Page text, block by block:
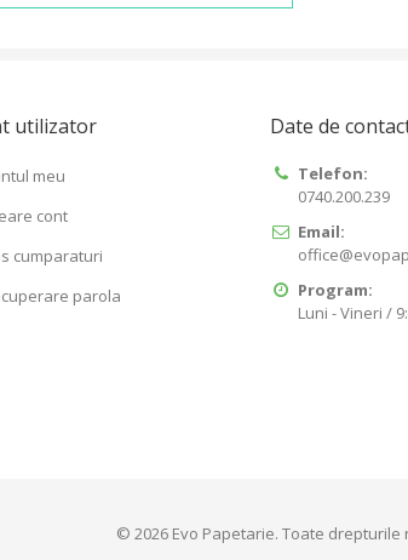
utilizator
meu
cont
cumparaturi
parola
Date de
Telefon:
0740.200.239
Email:
Program:
Luni - Vineri /
© 2026 Evo Papetarie. Toate drepturile